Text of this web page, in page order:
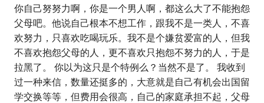
你自己努努力啊，你是一个男人啊，都这么大了不能抱怨
父母吧。他说自己根本不想工作，跟我不是一类人，不喜
欢努力，只喜欢吃喝玩乐。我不是个嫌贫爱富的人，但我
不喜欢抱怨父母的人，更不喜欢只抱怨不努力的人，于是
拉黑了。 你以为这只是个特例么？当然不是了。 我收到
过一种来信，数量还挺多的，大意就是自己有机会出国留
学交换等等，但费用会很高，自己的家庭承担不起，父母